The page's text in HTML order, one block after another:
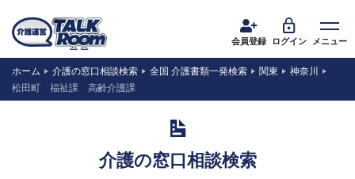
会員登録 ログイン メニュー
ホーム 介護の窓口相談検索 全国 介護書類一発検索 関東
神奈川
松田町 福祉課 高齢介護課
介護の窓口相談検索